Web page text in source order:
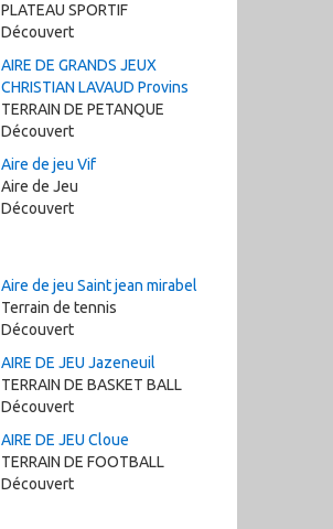
PLATEAU SPORTIF
Découvert
AIRE DE GRANDS JEUX
CHRISTIAN LAVAUD Provins
TERRAIN DE PETANQUE
Découvert
Aire de jeu Vif
Aire de Jeu
Découvert
Aire de jeu Saint jean mirabel
Terrain de tennis
Découvert
AIRE DE JEU Jazeneuil
TERRAIN DE BASKET BALL
Découvert
AIRE DE JEU Cloue
TERRAIN DE FOOTBALL
Découvert